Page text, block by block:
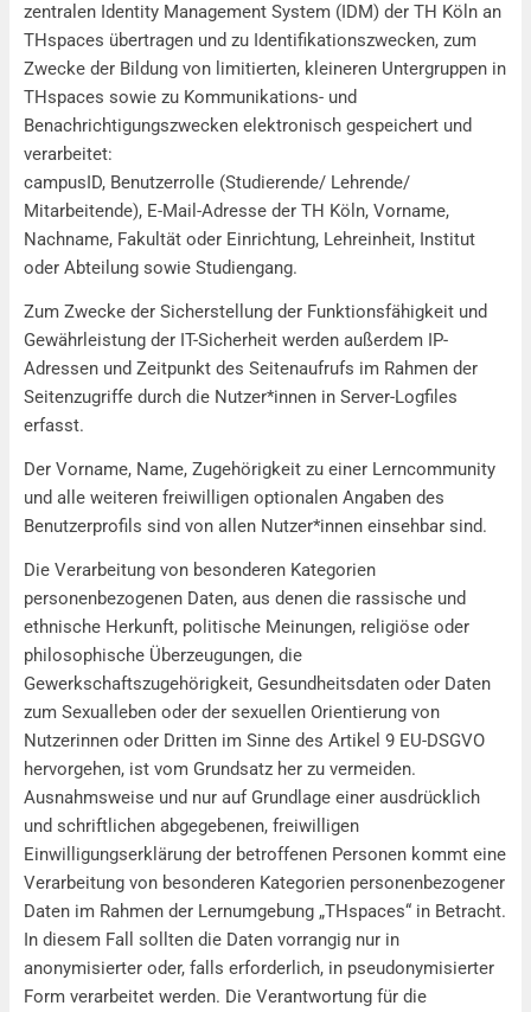
zentralen Identity Management System (IDM) der TH Köln an
THspaces übertragen und zu Identifikationszwecken, zum
Zwecke der Bildung von limitierten, kleineren Untergruppen in
THspaces sowie zu Kommunikations- und
Benachrichtigungszwecken elektronisch gespeichert und
verarbeitet:
campusID, Benutzerrolle (Studierende/ Lehrende/
Mitarbeitende), E-Mail-Adresse der TH Köln, Vorname,
Nachname, Fakultät oder Einrichtung, Lehreinheit, Institut
oder Abteilung sowie Studiengang.
Zum Zwecke der Sicherstellung der Funktionsfähigkeit und
Gewährleistung der IT-Sicherheit werden außerdem IP-
Adressen und Zeitpunkt des Seitenaufrufs im Rahmen der
Seitenzugriffe durch die Nutzer*innen in Server-Logfiles
erfasst.
Der Vorname, Name, Zugehörigkeit zu einer Lerncommunity
und alle weiteren freiwilligen optionalen Angaben des
Benutzerprofils sind von allen Nutzer*innen einsehbar sind.
Die Verarbeitung von besonderen Kategorien
personenbezogenen Daten, aus denen die rassische und
ethnische Herkunft, politische Meinungen, religiöse oder
philosophische Überzeugungen, die
Gewerkschaftszugehörigkeit, Gesundheitsdaten oder Daten
zum Sexualleben oder der sexuellen Orientierung von
Nutzerinnen oder Dritten im Sinne des Artikel 9 EU-DSGVO
hervorgehen, ist vom Grundsatz her zu vermeiden.
Ausnahmsweise und nur auf Grundlage einer ausdrücklich
und schriftlichen abgegebenen, freiwilligen
Einwilligungserklärung der betroffenen Personen kommt eine
Verarbeitung von besonderen Kategorien personenbezogener
Daten im Rahmen der Lernumgebung „THspaces“ in Betracht.
In diesem Fall sollten die Daten vorrangig nur in
anonymisierter oder, falls erforderlich, in pseudonymisierter
Form verarbeitet werden. Die Verantwortung für die